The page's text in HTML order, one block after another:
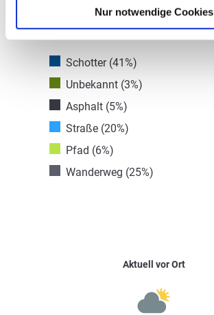
Nur notwendige Cookies
Schotter (41%)
Unbekannt (3%)
Asphalt (5%)
Straße (20%)
Pfad (6%)
Wanderweg (25%)
Aktuell vor Ort